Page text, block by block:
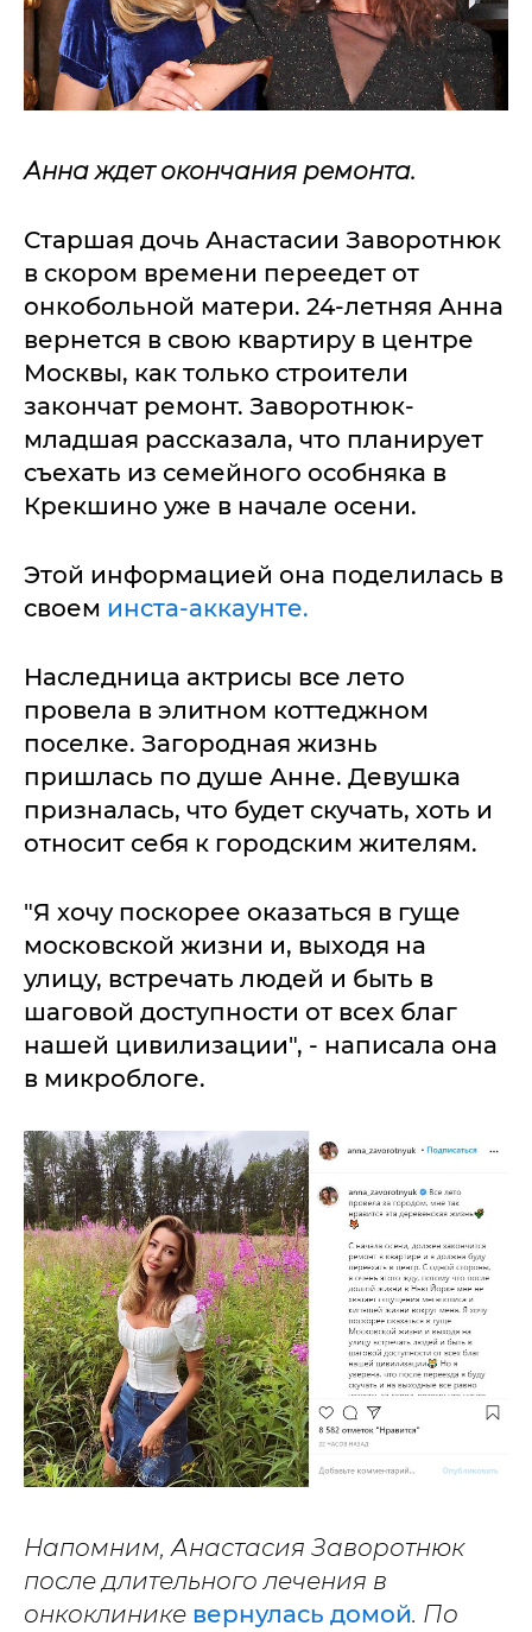
Анна ждет окончания ремонта.
Старшая дочь Анастасии Заворотнюк
в скором времени переедет от
онкобольной матери. 24-летняя Анна
вернется в свою квартиру в центре
Москвы, как только строители
закончат ремонт. Заворотнюк-
младшая рассказала, что планирует
съехать из семейного особняка в
Крекшино уже в начале осени.
Этой информацией она поделилась в
своем инста-аккаунте.
Наследница актрисы все лето
провела в элитном коттеджном
поселке. Загородная жизнь
пришлась по душе Анне. Девушка
призналась, что будет скучать, хоть и
относит себя к городским жителям.
"Я хочу поскорее оказаться в гуще
московской жизни и, выходя на
улицу, встречать людей и быть в
шаговой доступности от всех благ
нашей цивилизации", - написала она
в микроблоге.
Напомним, Анастасия Заворотнюк
после длительного лечения в
онкоклинике вернулась домой. По